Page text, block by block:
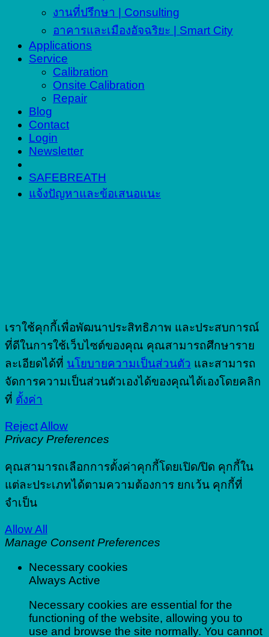
งานที่ปรึกษา | Consulting
อาคารและเมืองอัจฉริยะ | Smart City
Applications
Service
Calibration
Onsite Calibration
Repair
Blog
Contact
Login
Newsletter
SAFEBREATH
แจ้งปัญหาและข้อเสนอแนะ
เราใช้คุกกี้เพื่อพัฒนาประสิทธิภาพ และประสบการณ์
ที่ดีในการใช้เว็บไซต์ของคุณ คุณสามารถศึกษาราย
ละเอียดได้ที่ นโยบายความเป็นส่วนตัว และสามารถ
จัดการความเป็นส่วนตัวเองได้ของคุณได้เองโดยคลิก
ที่ ตั้งค่า
RejectAllow
Privacy Preferences
คุณสามารถเลือกการตั้งค่าคุกกี้โดยเปิด/ปิด คุกกี้ใน
แต่ละประเภทได้ตามความต้องการ ยกเว้น คุกกี้ที่
จำเป็น
Allow All
Manage Consent Preferences
Necessary cookies
Always Active
Necessary cookies are essential for the
functioning of the website, allowing you to
use and browse the site normally. You cannot